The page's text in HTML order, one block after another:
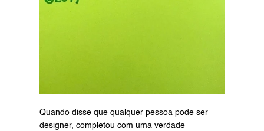
Quando disse que qualquer pessoa pode ser
designer, completou com uma verdade